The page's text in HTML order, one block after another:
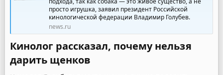
просто игрушка, заявил президент Российской
кинологической федерации Владимир Голубев.
news.ru
Кинолог рассказал, почему нельзя
дарить щенков​